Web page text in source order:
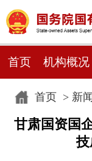
首页 机构概况
首页> 新
甘肃国资国